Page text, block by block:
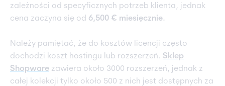
zależności od specyficznych potrzeb klienta, jednak
cena zaczyna się od 6,500 € miesięcznie.
Należy pamiętać, że do kosztów licencji często
dochodzi koszt hostingu lub rozszerzeń. Sklep
Shopware zawiera około 3000 rozszerzeń, jednak z
całej kolekcji tylko około 500 z nich jest dostępnych za